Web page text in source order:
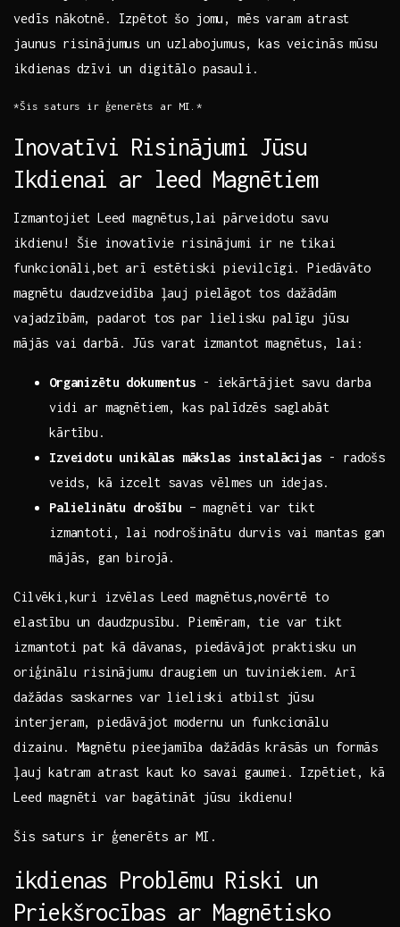
vedīs‍ nākotnē. Izpētot šo jomu, mēs varam atrast
jaunus risinājumus un ​uzlabojumus, kas veicinās mūsu
ikdienas dzīvi un digitālo pasauli.
*Šis saturs ir ģenerēts ar⁢ MI.*
Inovatīvi Risinājumi Jūsu
Ikdienai ar leed ​Magnētiem
Izmantojiet ⁢Leed magnētus,lai pārveidotu savu
ikdienu! Šie inovatīvie risinājumi ir⁣ ne tikai
funkcionāli,bet‍ arī ⁢estētiski pievilcīgi. Piedāvāto
‌magnētu daudzveidība‍ ļauj ‍pielāgot tos dažādām
vajadzībām, padarot tos par lielisku palīgu jūsu
mājās vai darbā. Jūs varat ‌izmantot magnētus,​ lai:
Organizētu dokumentus -‍ iekārtājiet savu ⁣darba
vidi ar magnētiem, kas palīdzēs saglabāt
kārtību.
Izveidotu⁢ unikālas mākslas instalācijas ⁣- radošs
⁤veids, kā izcelt savas vēlmes un idejas.
Palielinātu drošību – magnēti var tikt
izmantoti, lai nodrošinātu durvis vai mantas gan
mājās, gan birojā.
Cilvēki,kuri izvēlas Leed magnētus,novērtē to‌
elastību un daudzpusību. Piemēram, tie var ⁤tikt
izmantoti pat kā dāvanas, piedāvājot praktisku un
oriģinālu ⁣risinājumu draugiem un tuviniekiem. Arī
dažādas ⁤saskarnes var lieliski atbilst jūsu
interjeram, piedāvājot‍ modernu un funkcionālu
dizainu.​ Magnētu pieejamība dažādās krāsās un formās
ļauj katram ‍atrast kaut ko savai gaumei. Izpētiet, kā
Leed magnēti var bagātināt jūsu ikdienu!
Šis saturs ir ģenerēts ar MI.
ikdienas Problēmu Riski un
Priekšrocības ar Magnētisko